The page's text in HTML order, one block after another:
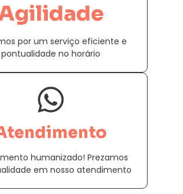
por um serviço eficiente e
pontualidade no horário
humanizado! Prezamos
em nosso atendimento